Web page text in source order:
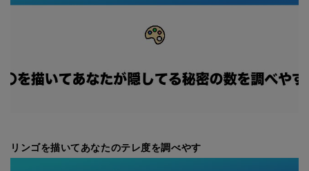
リンゴを描いてあなたのテレ度を調べやす